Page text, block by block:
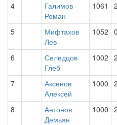
4
Галимов
Роман
1061
5
Мифтахов
Лев
1052 0
6
Селедцов
Глеб
1002
7
Аксенов
Алексей
1000
8
Антонов
Демьян
1000